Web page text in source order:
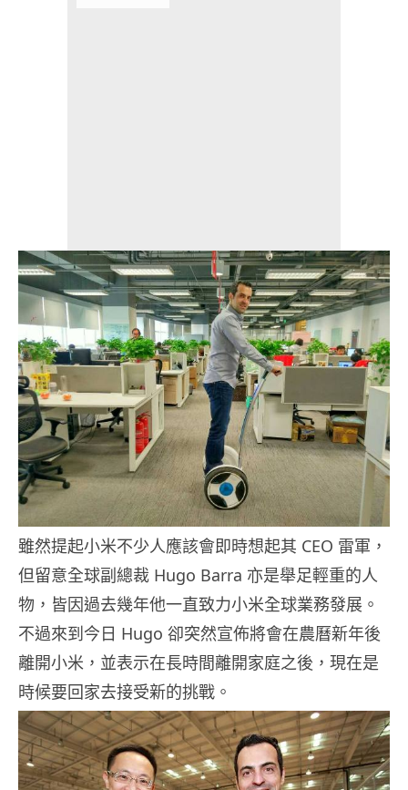
雖然提起小米不少人應該會即時想起其 CEO 雷軍，
但留意全球副總裁 Hugo Barra 亦是舉足輕重的人
物，皆因過去幾年他一直致力小米全球業務發展。
不過來到今日 Hugo 卻突然宣佈將會在農曆新年後
離開小米，並表示在長時間離開家庭之後，現在是
時候要回家去接受新的挑戰。